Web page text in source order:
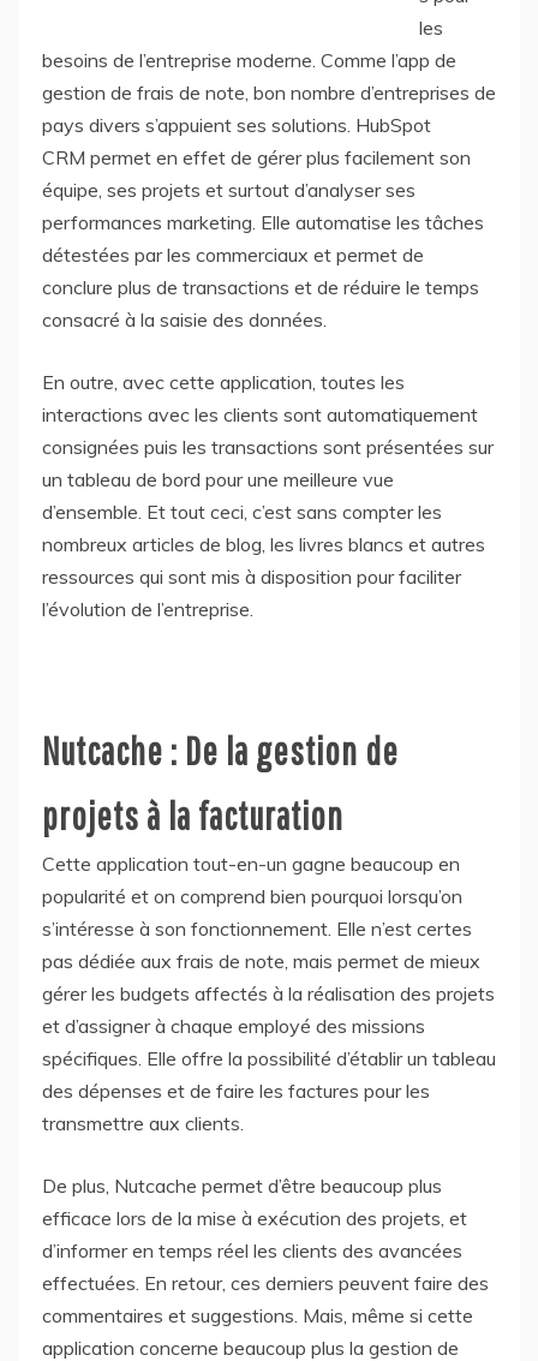
les
besoins de l’entreprise moderne. Comme l’app de
gestion de frais de note, bon nombre d’entreprises de
pays divers s’appuient ses solutions. HubSpot
CRM permet en effet de gérer plus facilement son
équipe, ses projets et surtout d’analyser ses
performances marketing. Elle automatise les tâches
détestées par les commerciaux et permet de
conclure plus de transactions et de réduire le temps
consacré à la saisie des données.
En outre, avec cette application, toutes les
interactions avec les clients sont automatiquement
consignées puis les transactions sont présentées sur
un tableau de bord pour une meilleure vue
d’ensemble. Et tout ceci, c’est sans compter les
nombreux articles de blog, les livres blancs et autres
ressources qui sont mis à disposition pour faciliter
l’évolution de l’entreprise.
Nutcache : De la gestion de
projets à la facturation
Cette application tout-en-un gagne beaucoup en
popularité et on comprend bien pourquoi lorsqu’on
s’intéresse à son fonctionnement. Elle n’est certes
pas dédiée aux frais de note, mais permet de mieux
gérer les budgets affectés à la réalisation des projets
et d’assigner à chaque employé des missions
spécifiques. Elle offre la possibilité d’établir un tableau
des dépenses et de faire les factures pour les
transmettre aux clients.
De plus, Nutcache permet d’être beaucoup plus
efficace lors de la mise à exécution des projets, et
d’informer en temps réel les clients des avancées
effectuées. En retour, ces derniers peuvent faire des
commentaires et suggestions. Mais, même si cette
application concerne beaucoup plus la gestion de